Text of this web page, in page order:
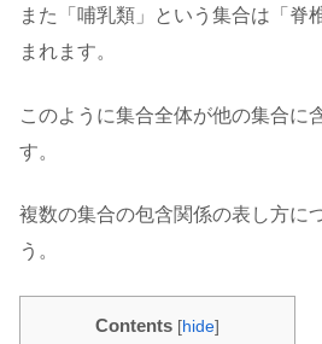
また「哺乳類」という集合は「脊
まれます。
このように集合全体が他の集合に
す。
複数の集合の包含関係の表し方に
う。
Contents [hide]